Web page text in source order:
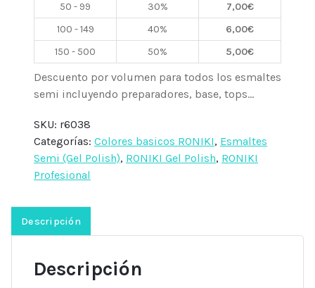
50 - 99
30% 7,00€
100 - 149
40% 6,00€
150 - 500
50% 5,00€
Descuento por volumen para todos los esmaltes
semi incluyendo preparadores, base, tops...
SKU: r6038
Categorías: Colores basicos RONIKI, Esmaltes
Semi (Gel Polish), RONIKI Gel Polish, RONIKI
Profesional
Descripción
Descripción